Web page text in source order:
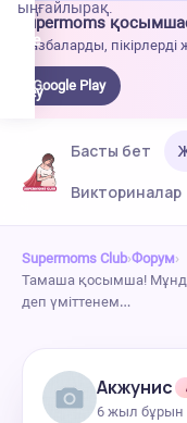
Supermoms
Жазбаларды,
Google Play
ыңғайлырақ.
Басты бет
Викториналар
Supermoms Club›Форум›
Тамаша қосымша!
деп үміттенем…
Акжунис
6 жыл бұрын